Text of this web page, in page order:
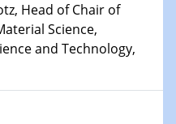
W3-Professur
Makromolekulare
Head of Chair of
Science,
and Technology,